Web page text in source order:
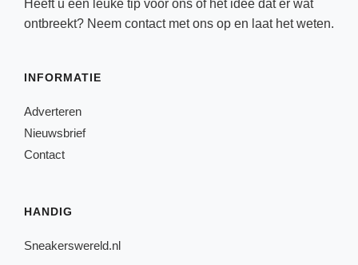
Heeft u een leuke tip voor ons of het idee dat er wat
ontbreekt? Neem contactmet ons op en laat het weten.
INFORMATIE
Adverteren
Nieuwsbrief
Contact
HANDIG
Sneakerswereld.nl